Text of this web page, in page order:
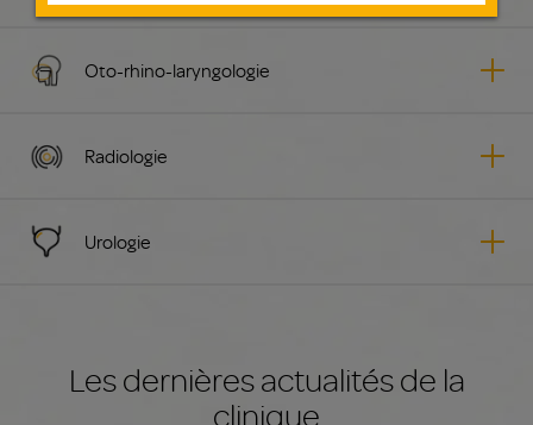
Oto-rhino-laryngologie
Radiologie
Urologie
Les dernières actualités de la
clinique